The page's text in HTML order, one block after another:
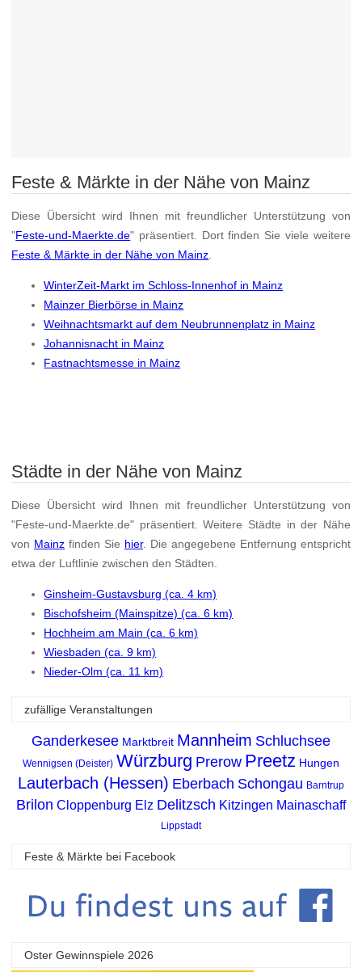
Feste & Märkte in der Nähe von Mainz
Diese Übersicht wird Ihnen mit freundlicher Unterstützung von
"Feste-und-Maerkte.de" präsentiert. Dort finden Sie viele weitere
Feste & Märkte in der Nähe von Mainz
WinterZeit-Markt im Schloss-Innenhof in Mainz
Mainzer Bierbörse in Mainz
Weihnachtsmarkt auf dem Neubrunnenplatz in Mainz
Johannisnacht in Mainz
Fastnachtsmesse in Mainz
Städte in der Nähe von Mainz
Diese Übersicht wird Ihnen mit freundlicher Unterstützung von
"Feste-und-Maerkte.de" präsentiert. Weitere Städte in der Nähe
von Mainz finden Sie hier. Die angegebene Entfernung entspricht
etwa der Luftlinie zwischen den Städten.
Ginsheim-Gustavsburg (ca. 4 km)
Bischofsheim (Mainspitze) (ca. 6 km)
Hochheim am Main (ca. 6 km)
Wiesbaden (ca. 9 km)
Nieder-Olm (ca. 11 km)
zufällige Veranstaltungen
Ganderkesee Marktbreit Mannheim Schluchsee
Wennigsen (Deister) Würzburg Prerow Preetz Hungen
Lauterbach (Hessen) Eberbach Schongau Barntrup
Brilon Cloppenburg Elz Delitzsch Kitzingen Mainaschaff
Lippstadt
Feste & Märkte bei Facebook
Oster Gewinnspiele 2026